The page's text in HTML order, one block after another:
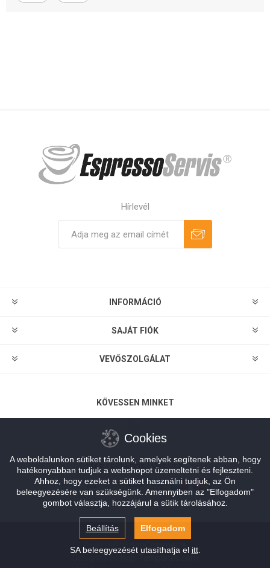
Hírlevél
INFORMÁCIÓ
SAJÁT FIÓK
VEVŐSZOLGÁLAT
KÖVESSEN MINKET
FIZETÉSI LEHETŐSÉGEK
Powered by
nopCommerce
Designed by
Nop-Templates.com
Cookies
A weboldalunkon sütiket tárolunk, amelyek segítenek abban, hogy
hatékonyabban tudjuk a webshopot üzemeltetni és fejleszteni.
Ahhoz, hogy ezeket a sütiket használni tudjuk, az Ön
beleegyezésére van szükségünk. Amennyiben az "Elfogadom"
gombot választja, hozzájárul a sütik tárolásához.
Beállítás Elfogadom
SA beleegyezését utasíthatja el itt.